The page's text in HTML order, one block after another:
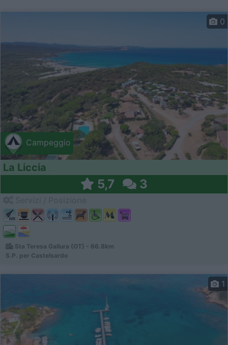
Campeggio
0
La Liccia
5,7 3
Sta Teresa Gallura (OT) - 66.8km
S.P. per Castelsardo
1